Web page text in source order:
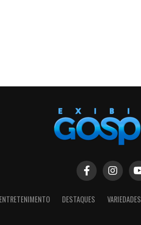
ENTRETENIMENTO DESTAQUES VARIEDADES